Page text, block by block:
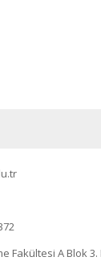
Fakültesi A Blok